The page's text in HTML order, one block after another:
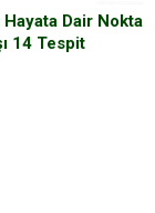
Dair Nokta
14 Tespit